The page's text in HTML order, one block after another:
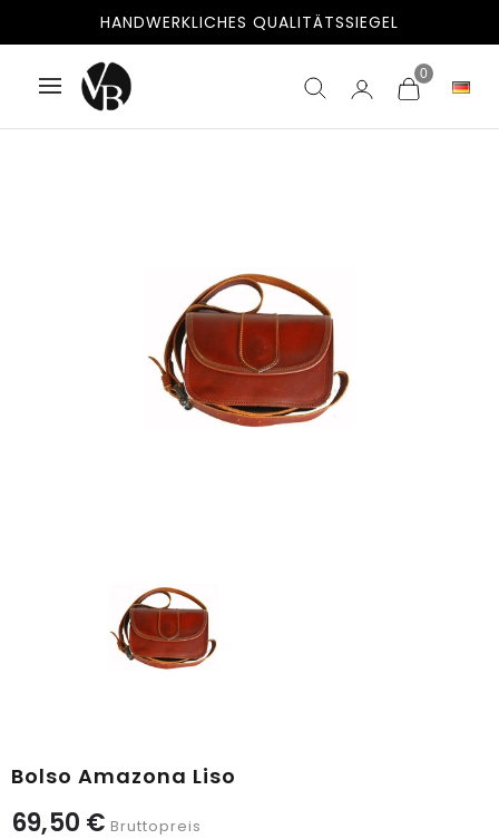
HANDWERKLICHES QUALITÄTSSIEGEL
0
Bolso Amazona Liso
69,50 € Bruttopreis